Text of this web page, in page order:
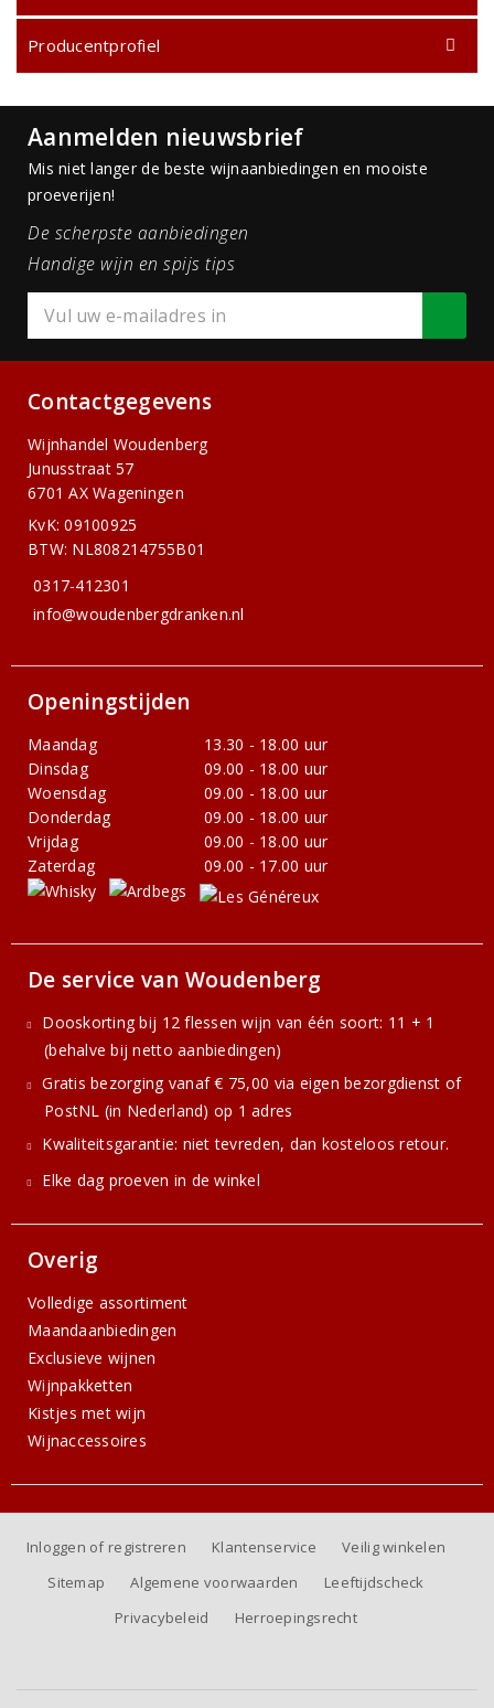
Producentprofiel
Aanmelden nieuwsbrief
Mis niet langer de beste wijnaanbiedingen en mooiste
proeverijen!
De scherpste aanbiedingen
Handige wijn en spijs tips
Contactgegevens
Wijnhandel Woudenberg
Junusstraat 57
6701 AX Wageningen
KvK: 09100925
BTW: NL808214755B01
0317-412301
info@woudenbergdranken.nl
Openingstijden
Maandag
13.30 - 18.00 uur
Dinsdag
09.00 - 18.00 uur
Woensdag
09.00 - 18.00 uur
Donderdag
09.00 - 18.00 uur
Vrijdag
09.00 - 18.00 uur
Zaterdag
09.00 - 17.00 uur
De service van Woudenberg
Dooskorting bij 12 flessen wijn van één soort: 11 + 1
(behalve bij netto aanbiedingen)
Gratis bezorging vanaf € 75,00 via eigen bezorgdienst of
PostNL (in Nederland) op 1 adres
Kwaliteitsgarantie: niet tevreden, dan kosteloos retour.
Elke dag proeven in de winkel
Overig
Volledige assortiment
Maandaanbiedingen
Exclusieve wijnen
Wijnpakketten
Kistjes met wijn
Wijnaccessoires
Inloggen of registreren Klantenservice
Veilig winkelen
Sitemap
Algemene voorwaarden
Leeftijdscheck
Privacybeleid
Herroepingsrecht